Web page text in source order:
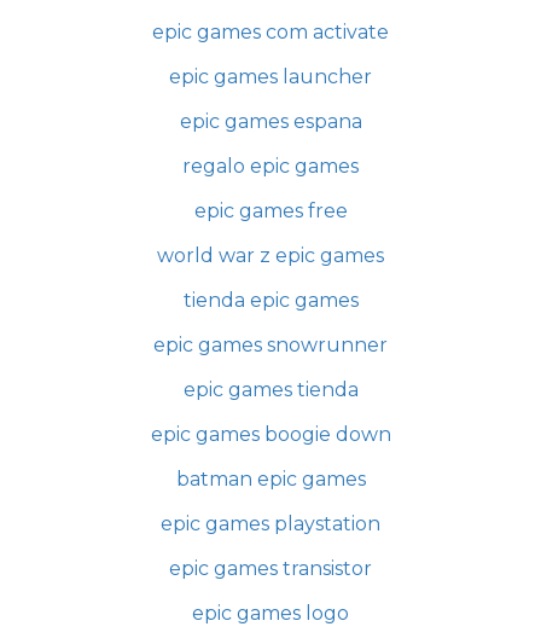
epic games com activate
epic games launcher
epic games espana
regalo epic games
epic games free
world war z epic games
tienda epic games
epic games snowrunner
epic games tienda
epic games boogie down
batman epic games
epic games playstation
epic games transistor
epic games logo